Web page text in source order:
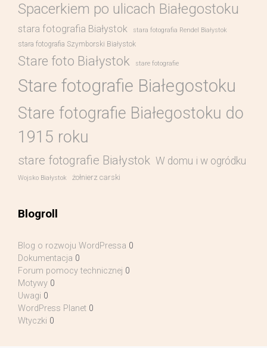
Spacerkiem po ulicach Białegostoku
stara fotografia Białystok stara fotografia Rendel Białystok
stara fotografia Szymborski Białystok
Stare foto Białystok stare fotografie
Stare fotografie Białegostoku
Stare fotografie Białegostoku do
1915 roku
stare fotografie Białystok W domu i w ogródku
Wojsko Białystok żołnierz carski
Blogroll
Blog o rozwoju WordPressa 0
Dokumentacja 0
Forum pomocy technicznej 0
Motywy 0
Uwagi 0
WordPress Planet 0
Wtyczki 0